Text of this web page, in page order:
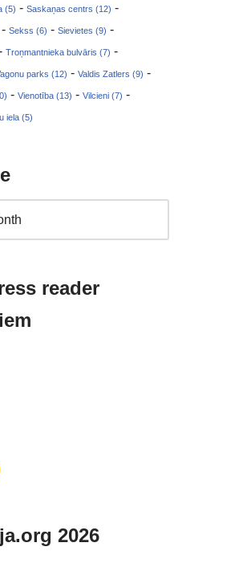
(5) - Saskaņas centrs (12) -
- Sekss (6) - Sievietes (9) -
Troņmantnieka bulvāris (7) -
parks (12) - Valdis Zatlers (9) -
- Vienotība (13) - Vilcieni (7) -
iela (5)
reader
2026